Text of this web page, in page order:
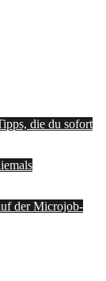
die du sofort
der Microjob-